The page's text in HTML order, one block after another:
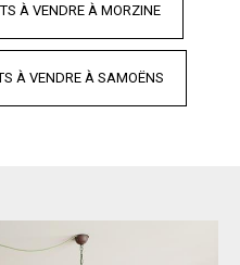
À VENDRE À MORZINE
À VENDRE À SAMOËNS